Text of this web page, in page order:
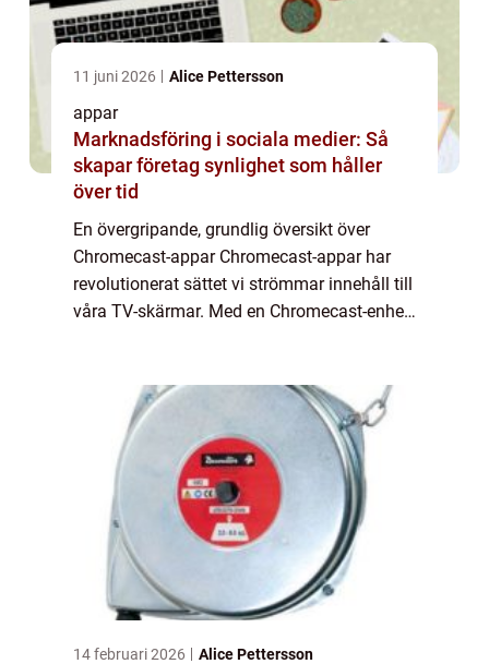
11 juni 2026 Alice Pettersson
appar
Marknadsföring i sociala medier: Så
skapar företag synlighet som håller
över tid
En övergripande, grundlig översikt över
Chromecast-appar Chromecast-appar har
revolutionerat sättet vi strömmar innehåll till
våra TV-skärmar. Med en Chromecast-enhet
14 februari 2026 Alice Pettersson